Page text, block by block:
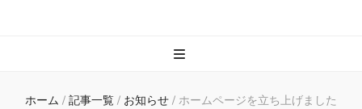
ホーム / 記事一覧 / お知らせ / ホームページを立ち上げました